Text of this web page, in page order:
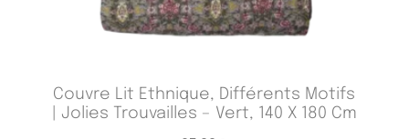
Couvre Lit Ethnique, Différents Motifs
| Jolies Trouvailles – Vert, 140 X 180 Cm